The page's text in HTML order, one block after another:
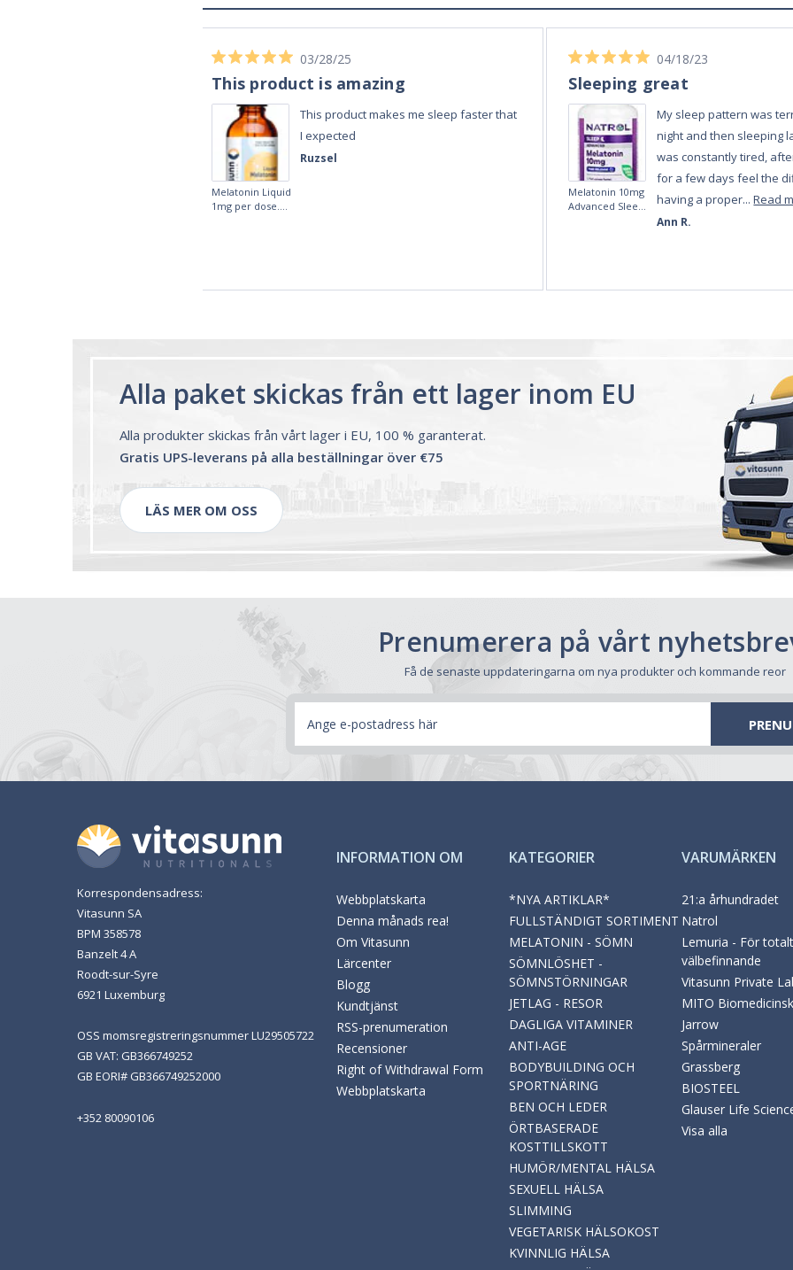
It works really well, I use it every night
before bed and I sleep so well and so
fast. I really recommend it.
Alla paket skickas från ett lager inom EU
Alla produkter skickas från vårt lager i EU, 100 % garanterat.
Gratis UPS-leverans på alla beställningar över €75
LÄS MER OM OSS
Prenumerera på vårt
Få de senaste uppdateringarna om nya produkter och kommande reor
Korrespondensadress:
Vitasunn SA
BPM 358578
Banzelt 4 A
Roodt-sur-Syre
6921 Luxemburg
OSS momsregistreringsnummer LU29505722
GB VAT: GB366749252
GB EORI# GB366749252000
+352 80090106
INFORMATION OM
Webbplatskarta
Denna månads rea!
Om Vitasunn
Lärcenter
Blogg
Kundtjänst
RSS-prenumeration
Recensioner
Right of Withdrawal Form
Webbplatskarta
KATEGORIER
*NYA ARTIKLAR*
FULLSTÄNDIGT SORTIMENT
MELATONIN - SÖMN
SÖMNLÖSHET -
SÖMNSTÖRNINGAR
JETLAG - RESOR
DAGLIGA VITAMINER
ANTI-AGE
BODYBUILDING OCH
SPORTNÄRING
BEN OCH LEDER
ÖRTBASERADE
KOSTTILLSKOTT
HUMÖR/MENTAL HÄLSA
SEXUELL HÄLSA
SLIMMING
VEGETARISK HÄLSOKOST
KVINNLIG HÄLSA
VARUMÄRKEN
21:a århundradet
Natrol
Lemuria - För totalt
välbefinnande
Vitasunn Private
MITO Biomedicinsk
Jarrow
Spårmineraler
Grassberg
BIOSTEEL
Glauser Life
Visa alla